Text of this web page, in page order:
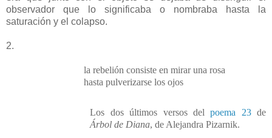
observador que lo significaba o nombraba hasta la
saturación y el colapso.
2.
la rebelión consiste en mirar una rosa
hasta pulverizarse los ojos
Los dos últimos versos delpoema 23de
Árbol de Diana, de Alejandra Pizarnik.